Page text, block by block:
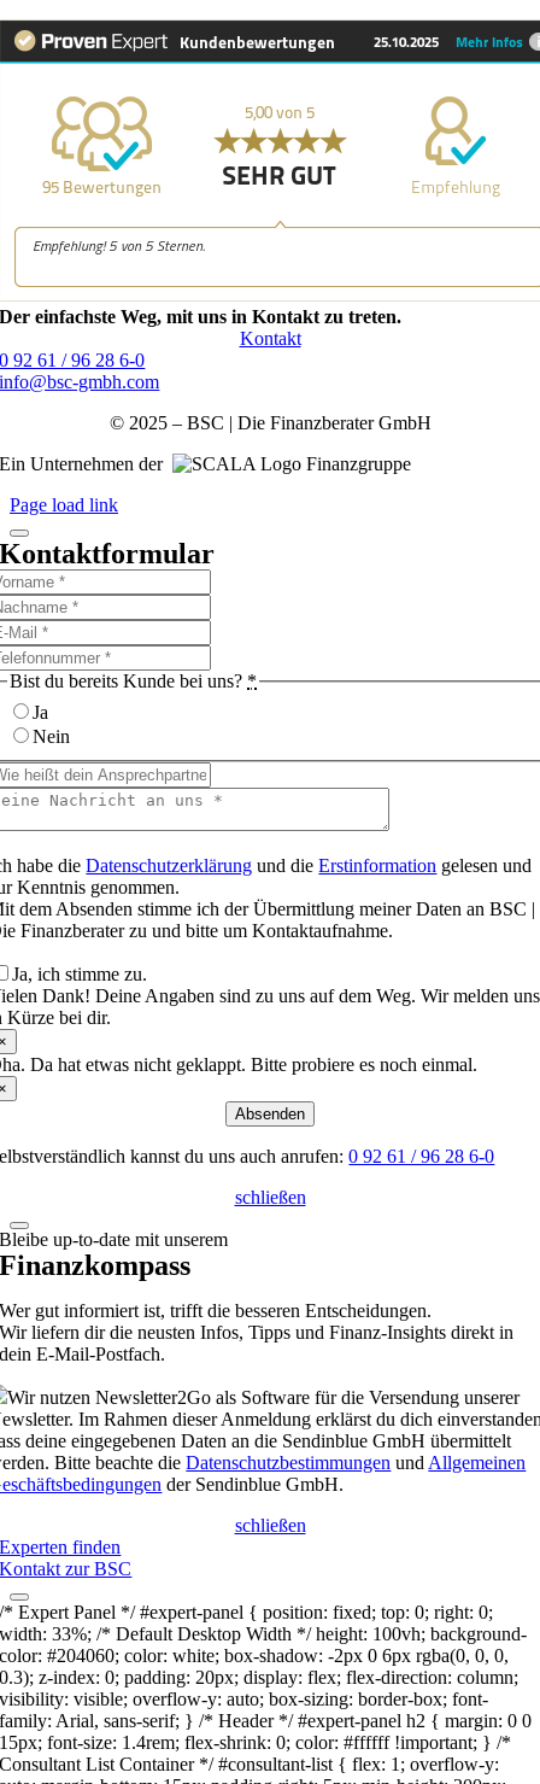
Der einfachste Weg, mit uns in Kontakt zu treten.
Kontakt
0 92 61 / 96 28 6-0
info@bsc-gmbh.com
© 2025 – BSC | Die Finanzberater GmbH
Ein Unternehmen der
Finanzgruppe
Page load link
Kontaktformular
Bist du bereits Kunde bei uns? *
Ja
Nein
habe dieDatenschutzerklärung und dieErstinformation gelesen und
Kenntnis genommen.
dem Absenden stimme ich der Übermittlung meiner Daten an BSC |
Finanzberater zu und bitte um Kontaktaufnahme.
Ja, ich stimme zu.
Dank! Deine Angaben sind zu uns auf dem Weg. Wir melden uns
Kürze bei dir.
Da hat etwas nicht geklappt. Bitte probiere es noch einmal.
Absenden
kannst du uns auch anrufen:0 92 61 / 96 28 6-0
schließen
Bleibe up-to-date mit unserem
Finanzkompass
Wer gut informiert ist, trifft die besseren Entscheidungen.
Wir liefern dir die neusten Infos, Tipps und Finanz-Insights direkt in
dein E-Mail-Postfach.
Wir nutzen Newsletter2Go als Software für die Versendung unserer
Im Rahmen dieser Anmeldung erklärst du dich
deine eingegebenen Daten an die Sendinblue GmbH übermittelt
Bitte beachte dieDatenschutzbestimmungen und Allgemeinen
der Sendinblue GmbH.
schließen
Experten finden
Kontakt zur BSC
/* Expert Panel */ #expert-panel { position: fixed; top: 0; right: 0;
width: 33%; /* Default Desktop Width */ height: 100vh; background-
color: #204060; color: white; box-shadow: -2px 0 6px rgba(0, 0, 0,
0.3); z-index: 0; padding: 20px; display: flex; flex-direction: column;
visibility: visible; overflow-y: auto; box-sizing: border-box; font-
family: Arial, sans-serif; } /* Header */ #expert-panel h2 { margin: 0 0
15px; font-size: 1.4rem; flex-shrink: 0; color: #ffffff !important; } /*
Consultant List Container */ #consultant-list { flex: 1; overflow-y: